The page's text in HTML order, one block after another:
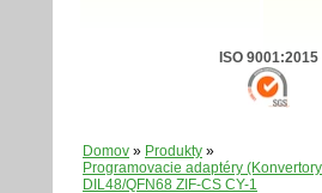
ISO 9001:2015
Domov » Produkty »
Programovacie adaptéry
DIL48/QFN68 ZIF-CS CY-1